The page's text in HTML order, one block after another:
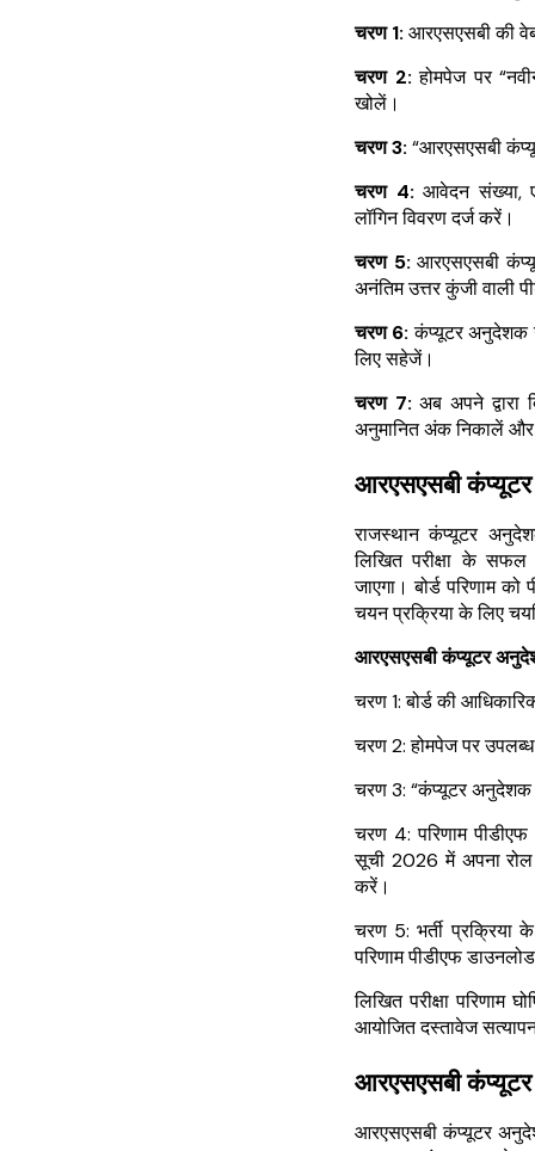
चरण 1: आरएसएसबी की
चरण 2: होमपेज पर
खोलें।
चरण 3: “आरएसएसबी
चरण 4:आवेदन संख्या,
लॉगिन विवरण दर्ज करें।
चरण 5:आरएसएसबी
अनंतिम उत्तर कुंजी वाली
चरण 6:कंप्यूटर अनुदेशक
लिए सहेजें।
चरण 7:अब अपने द्वारा
अनुमानित अंक निकालें और
आरएसएसबी
राजस्थान कंप्यूटर
लिखित परीक्षा के
जाएगा। बोर्ड परिणाम
चयन प्रक्रिया के लिए
आरएसएसबी कंप्यूटर
चरण 1: बोर्ड की
चरण 2: होमपेज पर
चरण 3: “कंप्यूटर
चरण 4: परिणाम
सूची 2026 में अपना
करें।
चरण 5: भर्ती
परिणाम पीडीएफ
लिखित परीक्षा परिणाम
आयोजित दस्तावेज
आरएसएसबी
आरएसएसबी कंप्यूटर